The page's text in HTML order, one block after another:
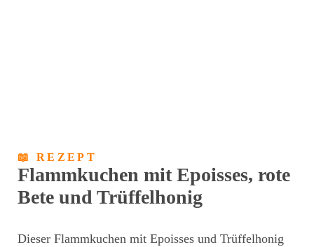
📖 REZEPT
Flammkuchen mit Epoisses, rote
Bete und Trüffelhonig
Dieser Flammkuchen mit Epoisses und Trüffelhonig